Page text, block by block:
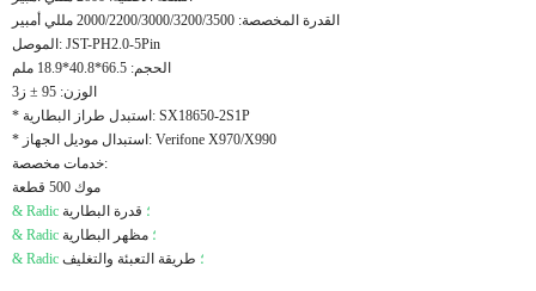
القدرة المخصصة: 2000/2200/3000/3200/3500 مللي أمبير
الموصل: JST-PH2.0-5Pin
الحجم: 66.5*40.8*18.9 ملم
الوزن: 95 ± ز3
* استبدل طراز البطارية: SX18650-2S1P
* استبدال موديل الجهاز: Verifone X970/X990
خدمات مخصصة:
موك 500 قطعة
& Radic ؛ قدرة البطارية
& Radic ؛ مظهر البطارية
& Radic ؛ طريقة التعبئة والتغليف